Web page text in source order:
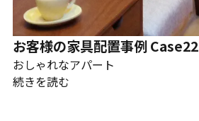
お客様の家具配置事例 Case22
おしゃれなアパート
続きを読む